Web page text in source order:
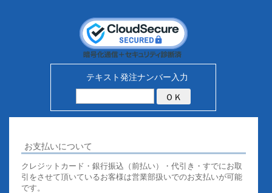
テキスト発注ナンバー入力
お支払いについて
クレジットカード・銀行振込（前払い）・代引き・すでにお取
引をさせて頂いているお客様は営業部扱いでのお支払いが可能
です。